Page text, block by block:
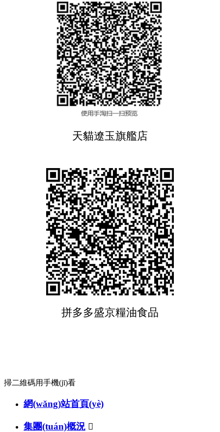
天貓遼玉旗艦店
拼多多盛京糧油食品
掃二維碼用手機(jī)看
網(wǎng)站首頁(yè)
集團(tuán)概況 